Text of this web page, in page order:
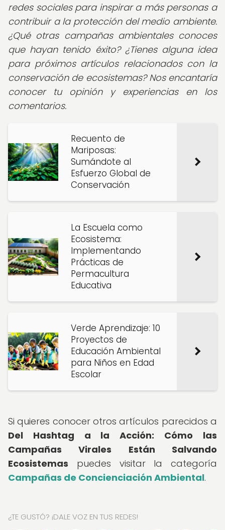
redes sociales para inspirar a más personas a
contribuir a la protección del medio ambiente.
¿Qué otras campañas ambientales conoces
que hayan tenido éxito? ¿Tienes alguna idea
para próximos artículos relacionados con la
conservación de ecosistemas? Nos encantaría
conocer tu opinión y experiencias en los
comentarios.
Recuento de
Mariposas:
Sumándote al
Esfuerzo Global de
Conservación
La Escuela como
Ecosistema:
Implementando
Prácticas de
Permacultura
Educativa
Verde Aprendizaje: 10
Proyectos de
Educación Ambiental
para Niños en Edad
Escolar
Si quieres conocer otros artículos parecidos a
Del Hashtag a la Acción: Cómo las
Campañas Virales Están Salvando
Ecosistemas puedes visitar la categoría
Campañas de Concienciación Ambiental.
¿TE GUSTÓ? ¡DALE VOZ EN TUS REDES!